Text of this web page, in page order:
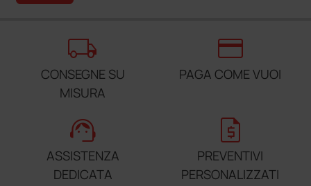
local_shipping
CONSEGNE SU
MISURA
credit_card
PAGA COME VUOI
support_agent
ASSISTENZA
DEDICATA
request_quote
PREVENTIVI
PERSONALIZZATI